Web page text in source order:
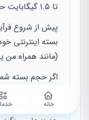
تا ۱.۵ گیگابایت حجم اشغال می‌کنند.
پیش از شروع
بسته اینترنتی
(مانند همراه من
اگر حجم بسته
باشد، فرآیند
ممکن است با
خانه